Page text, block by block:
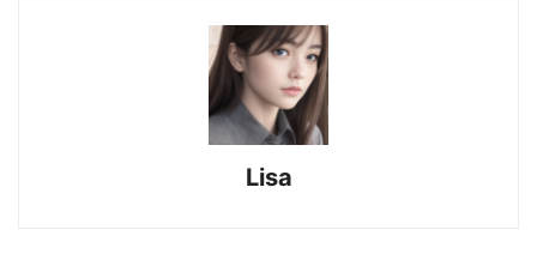
Lisa